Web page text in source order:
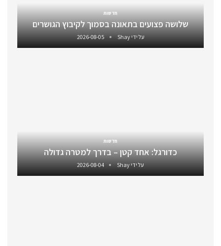
חדשות
שלושה פצועים בתאונה בסמוך לקיבוץ הגושרים
על ידיShay
2026-08-05
חדשות
כדורגל: אחד קטן – בדרך למטרה גדולה
על ידיShay
2026-08-04